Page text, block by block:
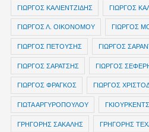
ΓΙΩΡΓΟΣ ΚΑΛΙΕΝΤΖΙΔΗΣ ΓΙΩΡΓΟΣ
ΓΙΩΡΓΟΣ Λ. ΟΙΚΟΝΟΜΟΥ ΓΙΩΡΓΟΣ
ΓΙΩΡΓΟΣ ΠΕΤΟΥΣΗΣ ΓΙΩΡΓΟΣ
ΓΙΩΡΓΟΣ ΣΑΡΑΤΣΗΣ ΓΙΩΡΓΟΣ
ΓΙΩΡΓΟΣ ΦΡΑΓΚΟΣ ΓΙΩΡΓΟΣ
ΓΙΩΤΑ ΑΡΓΥΡΟΠΟΥΛΟΥ
ΓΡΗΓΟΡΗΣ ΣΑΚΑΛΗΣ ΓΡΗΓΟΡΗΣ